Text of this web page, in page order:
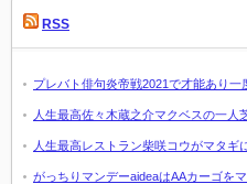
RSS
プレバト俳句炎帝戦2021で才能あり一
人生最高佐々木蔵之介マクベスの一人
人生最高レストラン柴咲コウがマタギ
がっちりマンデーaideaはAAカーゴを